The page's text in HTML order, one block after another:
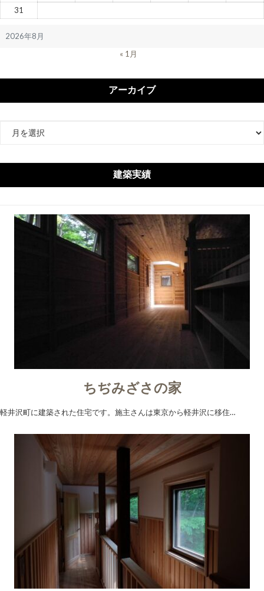
2026年8月
31
« 1月
アーカイブ
イ
建築実績
ちぢみざさの家
軽井沢町に建築された住宅です。施主さんは東京から軽井沢に移住…